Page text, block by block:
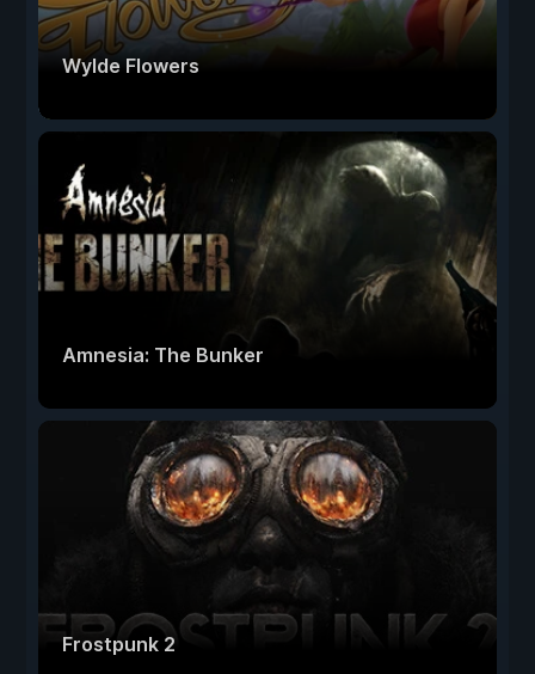
Wylde Flowers
Amnesia: The Bunker
Frostpunk 2